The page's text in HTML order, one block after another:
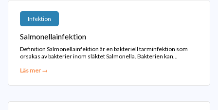
Infektion
Salmonellainfektion
Definition Salmonellainfektion är en bakteriell tarminfektion som
orsakas av bakterier inom släktet Salmonella. Bakterien kan...
Läs mer →